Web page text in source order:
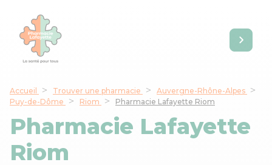
Accueil Trouver une pharmacie
Auvergne-Rhône-Alpes
Puy-de-Dôme
Riom Pharmacie Lafayette Riom
Pharmacie Lafayette
Riom